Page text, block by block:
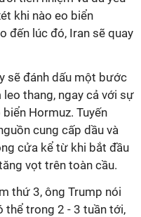
khi nào eo biển
đến lúc đó, Iran sẽ quay
sẽ đánh dấu một bước
thang, ngay cả với sự
Hormuz. Tuyến
cung cấp dầu và
cửa kể từ khi bắt đầu
vọt trên toàn cầu.
thứ 3, ông Trump nói
thể trong 2 - 3 tuần tới,